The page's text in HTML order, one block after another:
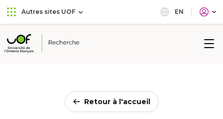
Aller
au
principal
Passer
au
Autres sites UOF EN
Université
Retour à l'accueil